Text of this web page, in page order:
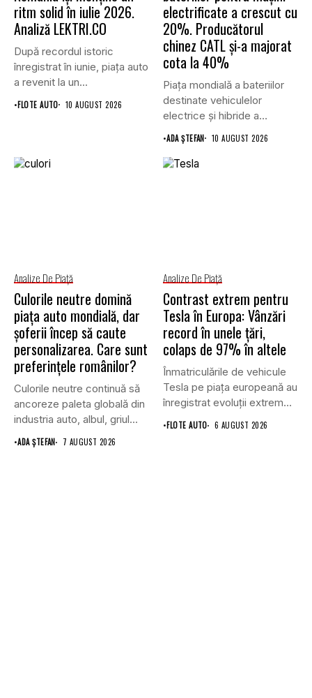
ritm solid în iulie 2026.
Analiză LEKTRI.CO
După recordul istoric
înregistrat în iunie, piața auto
a revenit la un...
•FLOTE AUTO 10 AUGUST 2026
electrificate a crescut cu
20%. Producătorul
chinez CATL și-a majorat
cota la 40%
Piața mondială a bateriilor
destinate vehiculelor
electrice și hibride a
înregistrat o...
•ADA ȘTEFAN 10 AUGUST 2026
Analize De Piață
Culorile neutre domină
piața auto mondială, dar
șoferii încep să caute
personalizarea. Care sunt
preferințele românilor?
Culorile neutre continuă să
ancoreze paleta globală din
industria auto, albul, griul...
•ADA ȘTEFAN 7 AUGUST 2026
Analize De Piață
Contrast extrem pentru
Tesla în Europa: Vânzări
record în unele țări,
colaps de 97% în altele
Înmatriculările de vehicule
Tesla pe piața europeană au
înregistrat evoluții extrem
de...
•FLOTE AUTO 6 AUGUST 2026